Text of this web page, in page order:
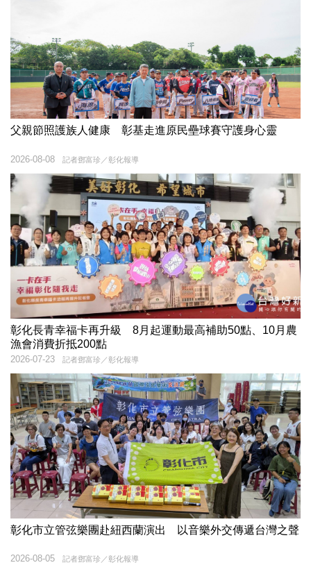
父親節照護族人健康 彰基走進原民壘球賽守護身心靈
記者鄧富珍／彰化報導
2026-08-08
彰化長青幸福卡再升級 8月起運動最高補助50點、10月農
漁會消費折抵200點
記者鄧富珍／彰化報導
2026-07-23
彰化市立管弦樂團赴紐西蘭演出 以音樂外交傳遞台灣之聲
記者鄧富珍／彰化報導
2026-08-05